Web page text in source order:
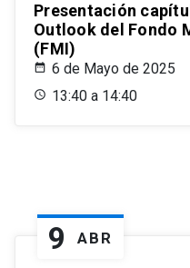
Presentación
Outlook del Fondo
(FMI)
6 de Mayo de 2025
13:40 a 14:40
9 ABR